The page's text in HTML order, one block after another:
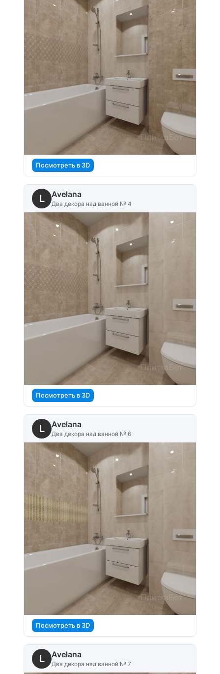
Посмотреть в 3D
L Avelana
Два декора над ванной № 4
Посмотреть в 3D
L Avelana
Два декора над ванной № 6
Посмотреть в 3D
L Avelana
Два декора над ванной № 7